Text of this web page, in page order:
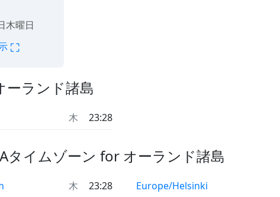
木曜日
⛶
ーランド諸島
木 23:28
タイムゾーン for オーランド諸島
木 23:28 Europe/Helsinki